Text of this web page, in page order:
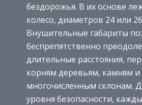
бездорожья. В их основе
колесо, диаметров 24 или
Внушительные габариты
беспрепятственно
длительные расстояния,
корням деревьям, камням и
многочисленным склонам.
уровня безопасности,